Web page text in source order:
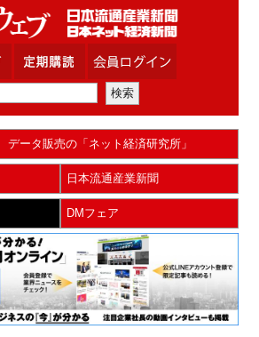
データ販売の「ネット経済研究所」
日本流通産業新聞
DMフェア